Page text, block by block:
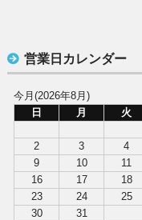
営業日カレンダー
今月(2026年8月)
日
月 火
2
3 4
9
10 11
16
17 18
23
24 25
30
31